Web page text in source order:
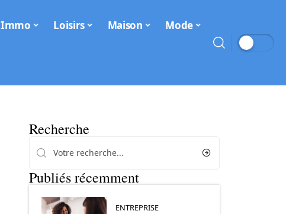
Immo Loisirs Maison Mode
Recherche
Publiés récemment
ENTREPRISE